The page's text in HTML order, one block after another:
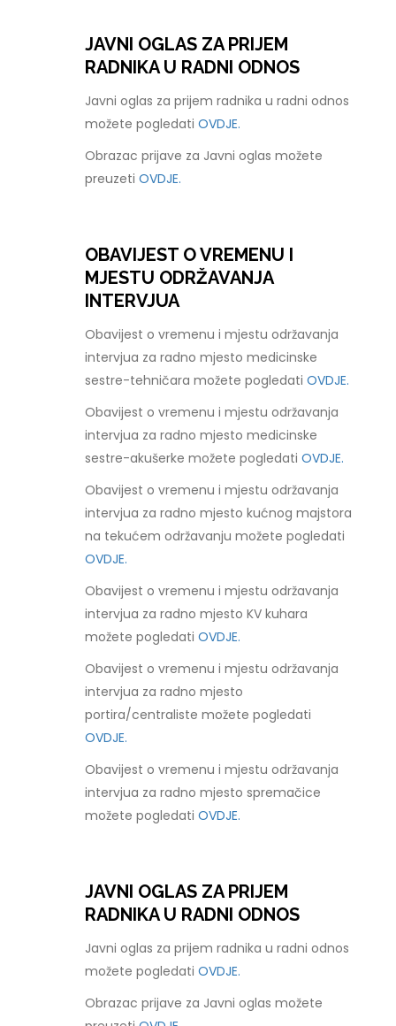
JAVNI OGLAS ZA PRIJEM
RADNIKA U RADNI ODNOS
Javni oglas za prijem radnika u radni odnos
možete pogledatiOVDJE.
Obrazac prijave za Javni oglas možete
preuzetiOVDJE.
OBAVIJEST O VREMENU I
MJESTU ODRŽAVANJA
INTERVJUA
Obavijest o vremenu i mjestu održavanja
intervjua za radno mjesto medicinske
sestre-tehničara možete pogledatiOVDJE.
Obavijest o vremenu i mjestu održavanja
intervjua za radno mjesto medicinske
sestre-akušerke možete pogledatiOVDJE.
Obavijest o vremenu i mjestu održavanja
intervjua za radno mjesto kućnog majstora
na tekućem održavanju možete pogledati
OVDJE.
Obavijest o vremenu i mjestu održavanja
intervjua za radno mjesto KV kuhara
možete pogledatiOVDJE.
Obavijest o vremenu i mjestu održavanja
intervjua za radno mjesto
portira/centraliste možete pogledati
OVDJE.
Obavijest o vremenu i mjestu održavanja
intervjua za radno mjesto spremačice
možete pogledatiOVDJE.
JAVNI OGLAS ZA PRIJEM
RADNIKA U RADNI ODNOS
Javni oglas za prijem radnika u radni odnos
možete pogledatiOVDJE.
Obrazac prijave za Javni oglas možete